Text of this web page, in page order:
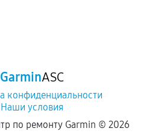
GarminASC
конфиденциальности
Наши условия
по ремонту Garmin © 2026